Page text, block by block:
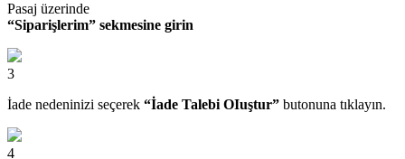
Pasaj üzerinde
“Siparişlerim” sekmesine girin
3
İade nedeninizi seçerek “İade Talebi OIuştur” butonuna tıklayın.
4